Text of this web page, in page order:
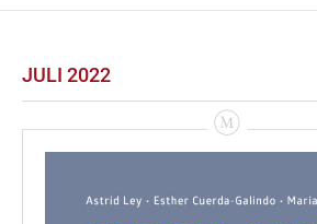
JULI 2022